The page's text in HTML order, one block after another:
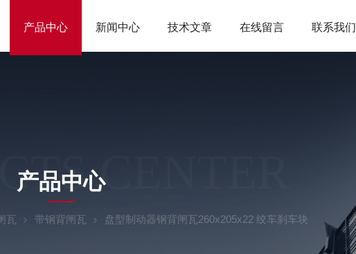
产品中心 新闻中心 技术文章 在线留言 联系我们
CENTER
产品中心
瓦 带钢背闸瓦 盘型制动器钢背闸瓦260x205x22 绞车刹车块